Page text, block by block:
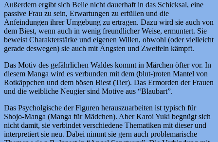
Außerdem ergibt sich Belle nicht dauerhaft in das Schicksal, eine
passive Frau zu sein, Erwartungen zu erfüllen und die
Anfeindungen ihrer Umgebung zu ertragen. Dazu wird sie auch von
dem Biest, wenn auch in wenig freundlicher Weise, ermuntert. Sie
beweist Charakterstärke und eigenen Willen, obwohl (oder vielleicht
gerade deswegen) sie auch mit Ängsten und Zweifeln kämpft.
Das Motiv des gefährlichen Waldes kommt in Märchen öfter vor. In
diesem Manga wird es verbunden mit dem (blut-)roten Mantel von
Rotkäppchen und dem bösen Biest (Tier). Das Ermorden der Frauen
und die weibliche Neugier sind Motive aus “Blaubart”.
Das Psycholgische der Figuren herauszuarbeiten ist typisch für
Shojo-Manga (Manga für Mädchen). Aber Karoi Yuki begnügt sich
nicht damit, sie verbindet verschiedene Thematiken mit dieser und
interpretiert sie neu. Dabei nimmt sie gern auch problemarische